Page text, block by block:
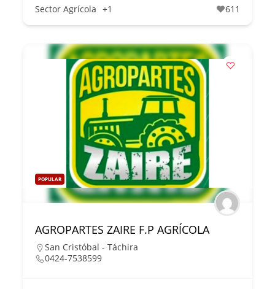
Sector Agrícola +1 611
POPULAR
AGROPARTES ZAIRE F.P AGRÍCOLA
San Cristóbal - Táchira
0424-7538599